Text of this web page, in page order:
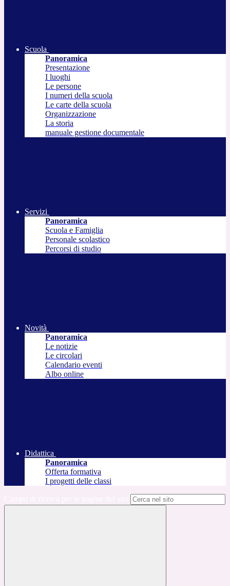
Scuola
Panoramica
Presentazione
I luoghi
Le persone
I numeri della scuola
Le carte della scuola
Organizzazione
La storia
manuale gestione documentale
Servizi
Panoramica
Scuola e Famiglia
Personale scolastico
Percorsi di studio
Novità
Panoramica
Le notizie
Le circolari
Calendario eventi
Albo online
Didattica
Panoramica
Offerta formativa
I progetti delle classi